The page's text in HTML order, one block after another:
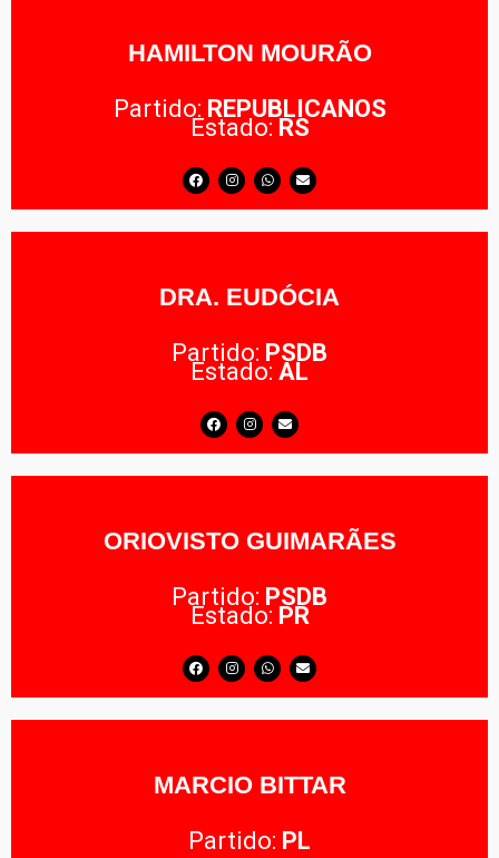
HAMILTON MOURÃO
Partido: REPUBLICANOS
Estado: RS
DRA. EUDÓCIA
Partido: PSDB
Estado: AL
ORIOVISTO GUIMARÃES
Partido: PSDB
Estado: PR
MARCIO BITTAR
Partido: PL